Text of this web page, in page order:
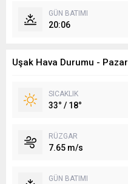
GÜN BATIMI
20:06
Uşak Hava Durumu - Pazar
SICAKLIK
33° / 18°
RÜZGAR
7.65 m/s
GÜN BATIMI